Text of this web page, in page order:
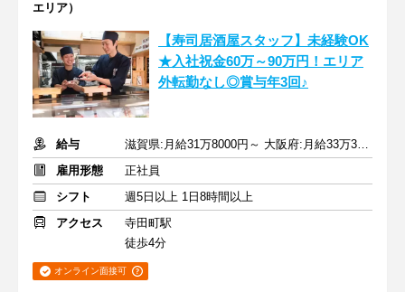
エリア）
【寿司居酒屋スタッフ】未経験OK
★入社祝金60万～90万円！エリア
外転勤なし◎賞与年3回♪
給与
滋賀県:月給31万8000円～ 大阪府:月給33万3000円～＋賞与年3回
雇用形態
正社員
シフト
週5日以上 1日8時間以上
アクセス
寺田町駅
徒歩4分
オンライン面接可